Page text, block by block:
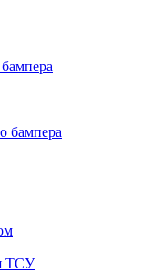
бампера
ТСУ